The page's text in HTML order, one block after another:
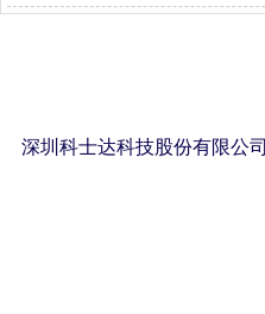
深圳科士达科技股份有限公司